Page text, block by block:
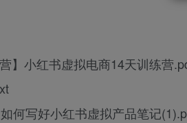
小红书虚拟电商14天训练营
写好小红书虚拟产品笔记